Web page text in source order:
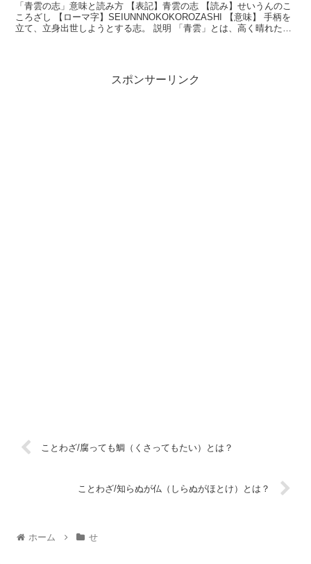
「青雲の志」意味と読み方 【表記】青雲の志 【読み】せいうんのこ
ころざし 【ローマ字】SEIUNNNOKOKOROZASHI 【意味】 手柄を
立て、立身出世しようとする志。 説明 「青雲」とは、高く晴れた空
スポンサーリンク
ことわざ/腐っても鯛（くさってもたい）とは？
ことわざ/知らぬが仏（しらぬがほとけ）とは？
ホーム せ